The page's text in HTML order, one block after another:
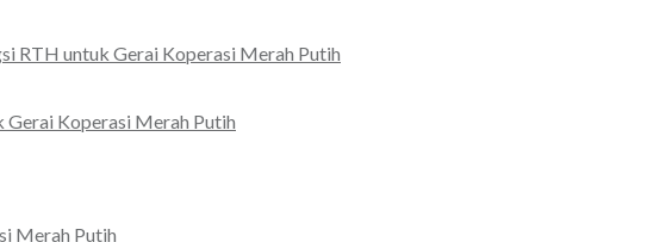
RTH untuk Gerai Koperasi Merah Putih
Gerai Koperasi Merah Putih
Merah Putih